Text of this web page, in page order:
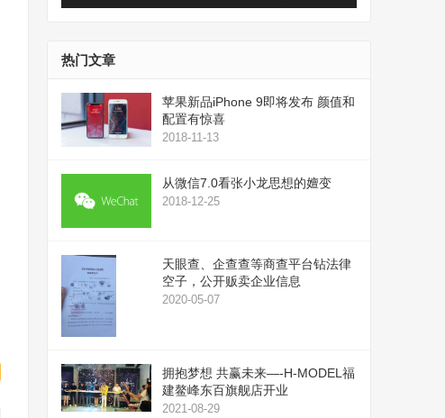
器
头
键
或
量。
热门文章
苹果新品iPhone 9即将发布 颜值和
配置有惊喜
2018-11-13
从微信7.0看张小龙思想的嬗变
2018-12-25
天眼查、企查查等商查平台钻法律
空子，公开贩卖企业信息
2020-05-07
拥抱梦想 共赢未来—-H-MODEL福
建鳌峰东百旗舰店开业
2021-08-29